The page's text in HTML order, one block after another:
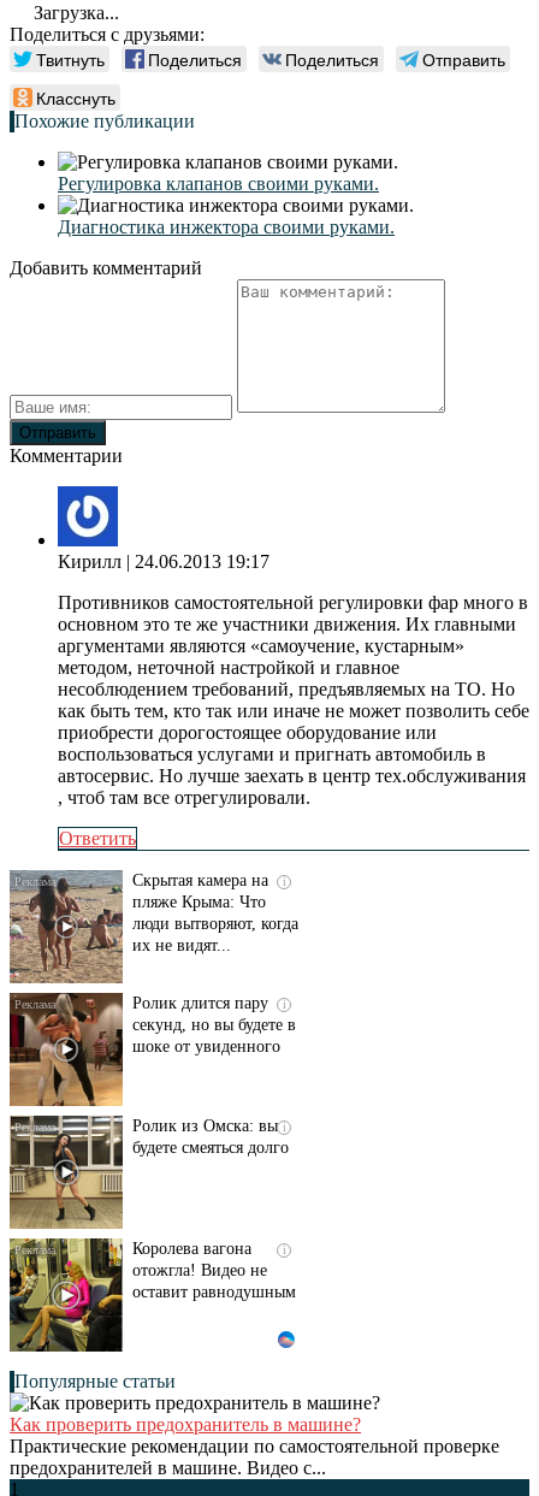
Загрузка...
Поделиться с друзьями:
Твитнуть Поделиться Поделиться
Отправить
Класснуть
Похожие публикации
Регулировка клапанов своими руками.
Диагностика инжектора своими руками.
Добавить комментарий
Комментарии
Кирилл | 24.06.2013 19:17
Противников самостоятельной регулировки фар много в
основном это те же участники движения. Их главными
аргументами являются «самоучение, кустарным»
методом, неточной настройкой и главное
несоблюдением требований, предъявляемых на ТО. Но
как быть тем, кто так или иначе не может позволить себе
приобрести дорогостоящее оборудование или
воспользоваться услугами и пригнать автомобиль в
автосервис. Но лучше заехать в центр тех.обслуживания
, чтоб там все отрегулировали.
Ответить
i
Скрытая камера на
пляже Крыма: Что
люди вытворяют, когда
их не видят...
i
Ролик длится пару
секунд, но вы будете в
шоке от увиденного
i
Ролик из Омска: вы
будете смеяться долго
i
Королева вагона
отожгла! Видео не
оставит равнодушным
Популярные статьи
Как проверить предохранитель в машине?
Практические рекомендации по самостоятельной проверке
предохранителей в машине. Видео с...
1